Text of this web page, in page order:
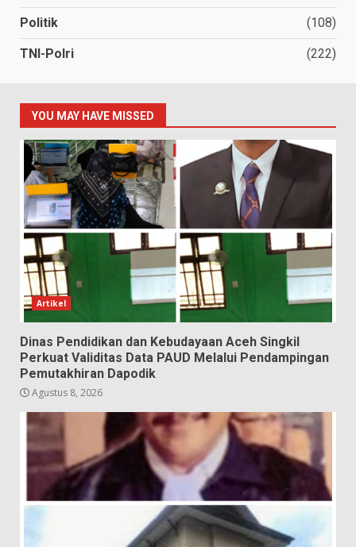
Politik (108)
TNI-Polri (222)
YOU MAY HAVE MISSED
Artikel
Dinas Pendidikan dan Kebudayaan Aceh Singkil
Perkuat Validitas Data PAUD Melalui Pendampingan
Pemutakhiran Dapodik
Agustus 8, 2026